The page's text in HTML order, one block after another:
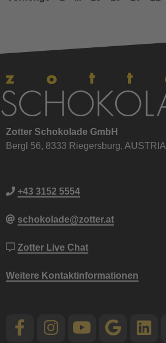
Zotter Schokolade GmbH
Bergl 56, 8333 Riegersburg, AUSTRIA
+43 3152 5554
schokolade@zotter.at
Zotter Live Chat
Weitere Kontaktinformationen